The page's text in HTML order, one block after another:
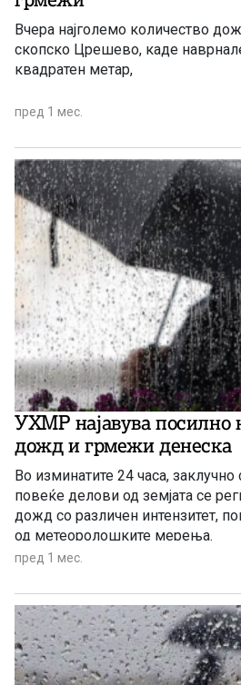
Вчера најголемо количество
скопско Црешево, каде
квадратен метар,
пред 1 мес.
УХМР најавува посилно
дожд и грмежи денеска
Во изминатите 24 часа, заклучно
повеќе делови од земјата се
дожд со различен интензитет,
од метеоролошките мерења.
пред 1 мес.